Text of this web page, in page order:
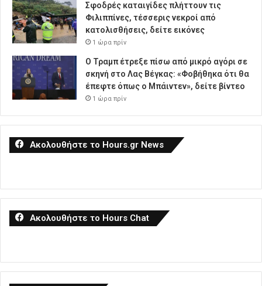
Σφοδρές καταιγίδες πλήττουν τις
Φιλιππίνες, τέσσερις νεκροί από
κατολισθήσεις, δείτε εικόνες
1 ώρα πρίν
Ο Τραμπ έτρεξε πίσω από μικρό αγόρι σε
σκηνή στο Λας Βέγκας: «Φοβήθηκα ότι θα
έπεφτε όπως ο Μπάιντεν», δείτε βίντεο
1 ώρα πρίν
Ακολουθήστε το Hours.gr News
Ακολουθήστε το Hours Chat